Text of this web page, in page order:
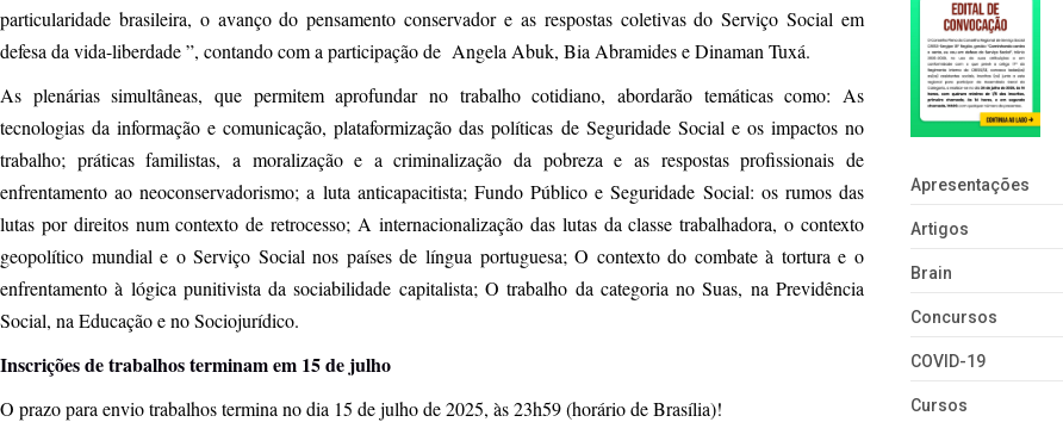
particularidade brasileira, o avanço do pensamento conservador e as respostas coletivas do Serviço Social em
defesa da vida-liberdade ”, contando com a participação de Angela Abuk, Bia Abramides e Dinaman Tuxá.
As plenárias simultâneas, que permitem aprofundar no trabalho cotidiano, abordarão temáticas como: As
tecnologias da informação e comunicação, plataformização das políticas de Seguridade Social e os impactos no
trabalho; práticas familistas, a moralização e a criminalização da pobreza e as respostas profissionais de
enfrentamento ao neoconservadorismo; a luta anticapacitista; Fundo Público e Seguridade Social: os rumos das
lutas por direitos num contexto de retrocesso; A internacionalização das lutas da classe trabalhadora, o contexto
geopolítico mundial e o Serviço Social nos países de língua portuguesa; O contexto do combate à tortura e o
enfrentamento à lógica punitivista da sociabilidade capitalista; O trabalho da categoria no Suas, na Previdência
Social, na Educação e no Sociojurídico.
Inscrições de trabalhos terminam em 15 de julho
O prazo para envio trabalhos termina no dia 15 de julho de 2025, às 23h59 (horário de Brasília)!
Apresentações
Artigos
Brain
Concursos
COVID-19
Cursos